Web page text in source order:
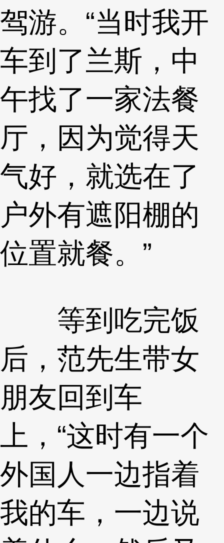
驾游。“当时我开
车到了兰斯，中
午找了一家法餐
厅，因为觉得天
气好，就选在了
户外有遮阳棚的
位置就餐。”
等到吃完饭
后，范先生带女
朋友回到车
上，“这时有一个
外国人一边指着
我的车，一边说